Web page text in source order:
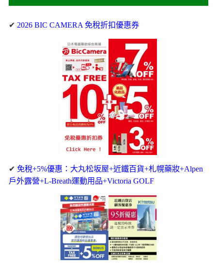
✔ 2026 BIC CAMERA 免稅折扣優惠券
✔ 免稅+5%優惠：大丸松坂屋+近鐵百貨+札幌藥妝+Alpen
戶外露營+L-Breath運動用品+Victoria GOLF